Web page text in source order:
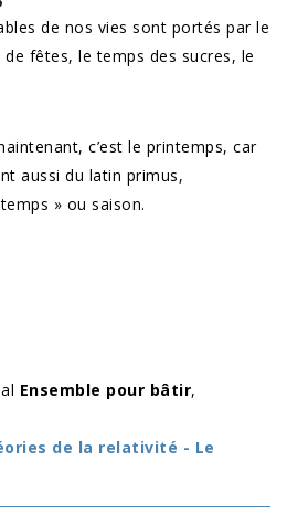
de nos vies sont portés par le
fêtes, le temps des sucres, le
c’est le printemps, car
aussi du latin primus,
» ou saison.
Ensemble pour bâtir,
de la relativité - Le